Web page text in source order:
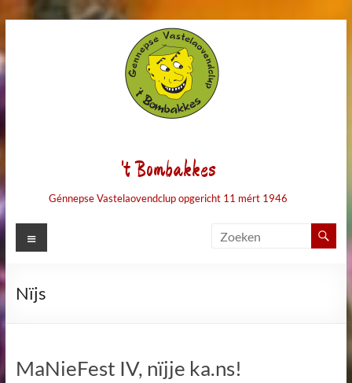
de
inhoud
't Bombakkes
Génnepse Vastelaovendclup opgericht 11 mért 1946
Menu
Nïjs
MaNieFest IV, nïjje ka.ns!